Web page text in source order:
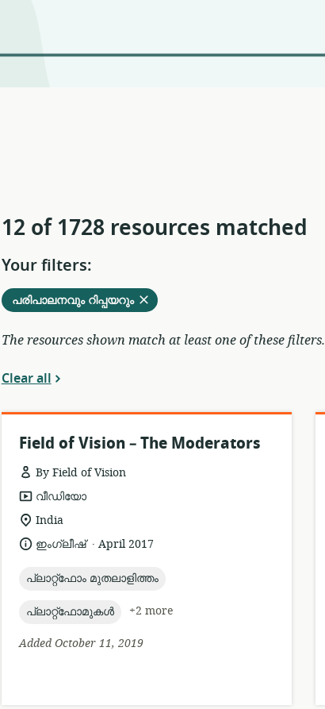
12 of 1728 resources matched
Your filters:
Remove
പരിപാലനവും റിപ്പയറുംfrom
current
filters
The resources shown match at least one of these filters.
Clear all
Field of Vision – The Moderators
By Field of Vision
resource
format:
വീഡിയോ
location
relevance:
India
language:
ഇംഗ്ലീഷ് .
dateApril 2017
topic:
പ്ലാറ്റ്ഫോം മുതലാളിത്തം
topic:
പ്ലാറ്റ്ഫോമുകൾ
+2 more
Added October 11, 2019